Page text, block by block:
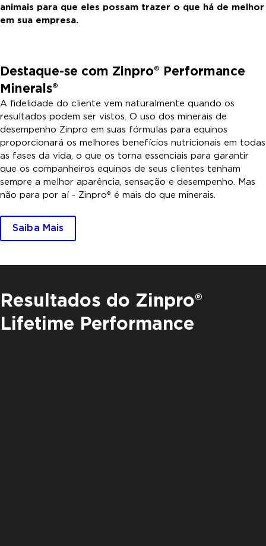
animais para que eles possam trazer o que há de melhor
em sua empresa.
Destaque-se com Zinpro® Performance
Minerals®
A fidelidade do cliente vem naturalmente quando os
resultados podem ser vistos. O uso dos minerais de
desempenho Zinpro em suas fórmulas para equinos
proporcionará os melhores benefícios nutricionais em todas
as fases da vida, o que os torna essenciais para garantir
que os companheiros equinos de seus clientes tenham
sempre a melhor aparência, sensação e desempenho. Mas
não para por aí - Zinpro® é mais do que minerais.
Saiba Mais
Resultados do Zinpro®
Lifetime Performance